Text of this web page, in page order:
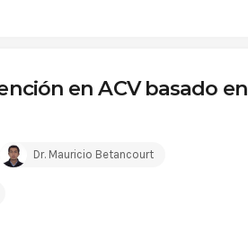
en ACV basado en
Dr. Mauricio Betancourt